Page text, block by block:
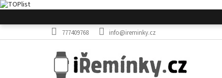
na
777409768 info@ireminky.cz